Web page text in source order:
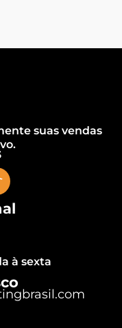
suas vendas
à sexta